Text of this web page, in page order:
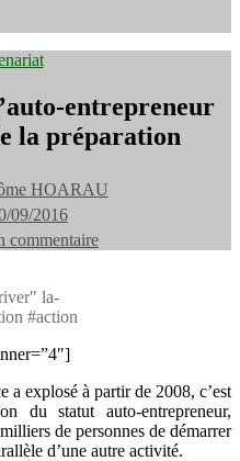
entrepreneur
la préparation
HOARAU
09/2016
commentaire
Se
demander
de
la
préparation
la-
#action
a explosé à partir de 2008, c’est
du statut auto-entrepreneur,
de personnes de démarrer
d’une autre activité.